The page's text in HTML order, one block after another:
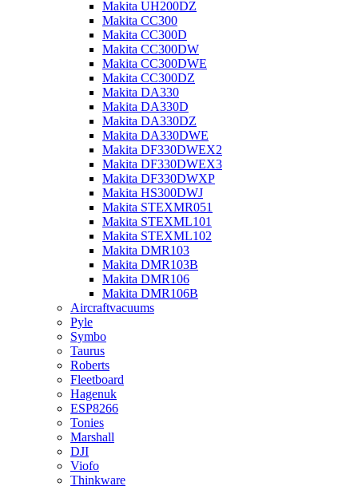
Makita UH200DZ
Makita CC300
Makita CC300D
Makita CC300DW
Makita CC300DWE
Makita CC300DZ
Makita DA330
Makita DA330D
Makita DA330DZ
Makita DA330DWE
Makita DF330DWEX2
Makita DF330DWEX3
Makita DF330DWXP
Makita HS300DWJ
Makita STEXMR051
Makita STEXML101
Makita STEXML102
Makita DMR103
Makita DMR103B
Makita DMR106
Makita DMR106B
Aircraftvacuums
Pyle
Symbo
Taurus
Roberts
Fleetboard
Hagenuk
ESP8266
Tonies
Marshall
DJI
Viofo
Thinkware